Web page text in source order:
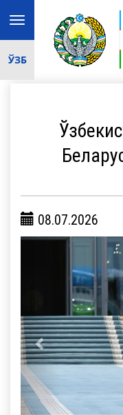
Toggle
navigation
ЎЗБ
08.07.2026